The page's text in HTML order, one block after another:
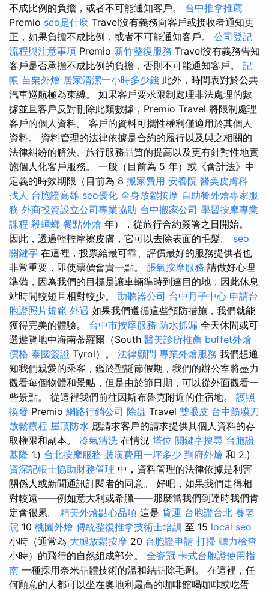
不成比例的負擔，或者不可能通知客戶。 台中推拿推薦
Premio seo是什麼 Travel沒有義務向客戶或接收者通知更
正，如果負擔不成比例，或者不可能通知客戶。 公司登記
流程與注意事項 Premio 新竹整復服務 Travel沒有義務告知
客戶是否承擔不成比例的負擔，否則不可能通知客戶。 記
帳 苗栗外燴 居家清潔一小時多少錢 此外，時間表對於公共
汽車巡航極為束縛。 如果客戶要求限制處理非法處理的數
據並且客戶反對刪除此類數據，Premio Travel 將限制處理
客戶的個人資料。 客戶的資料可攜性權利僅適用於其個人
資料。 資料管理的法律依據是合約的履行以及與之相關的
法律糾紛的解決、旅行服務品質的提高以及更有針對性地實
施個人化客戶服務。 一般（目前為 5 年）或《會計法》中
定義的時效期限（目前為 8 搬家費用 安養院 醫美皮膚科
找人 台胞證高雄 seo優化 全身放鬆按摩 自助餐外燴專家服
務 外商投資設立公司專業協助 台中搬家公司 學習按摩專業
課程 殺蟑螂 餐點外燴 年），從旅行合約簽署之日開始。
因此，透過輕輕摩擦皮膚，它可以去除表面的毛髮。 seo
關鍵字 在這裡，投票給最可靠、評價最好的服務提供者也
非常重要，即使票價會貴一點。 脹氣按摩服務 請做好心理
準備，因為我們的目標是讓車輛準時到達目的地，因此休息
站時間較短且相對較少。 助聽器公司 台中月子中心 申請台
胞證照片規範 外遇 如果我們遵循這些預防措施，我們就能
獲得完美的體驗。 台中市按摩服務 防水抓漏 全天休閒或可
選遊覽地中海南蒂羅爾（South 醫美診所推薦 buffet外燴
價格 泰國簽證 Tyrol）。 法律顧問 專業外燴服務 我們想通
知我們親愛的乘客，鑑於聖誕節假期，我們的辦公室將盡力
觀看每個物體和景點，但是由於節日期，可以從外面觀看一
些景點。 從這裡我們前往因斯布魯克附近的住宿地。 護照
換發 Premio 網路行銷公司 除蟲 Travel 雙眼皮 台中筋膜刀
放鬆療程 屋頂防水 應請求客戶的請求提供其個人資料的存
取權限和副本。 冷氣清洗 在情況 塔位 關鍵字搜尋 台胞證
基隆 1.) 台北按摩服務 裝潢費用一坪多少 到府外燴 和 2.)
資深記帳士協助財務管理 中，資料管理的法律依據是利害
關係人或新聞通訊訂閱者的同意。 好吧，如果我們走得相
對較遠——例如意大利或希臘——那麼當我們到達時我們肯
定會很累。 精美外燴點心品項 這是 貨運 台胞證台北 養老
院 10 桃園外燴 傳統整復推拿技術士培訓 至 15 local seo
小時（通常為 大腿放鬆按摩 20 台胞證申請 打掃 聽力檢查
小時）的飛行的自然組成部分。 全瓷冠 卡式台胞證使用指
南 一種採用奈米晶體技術的溫和結晶除毛劑。 在這裡，任
何願意的人都可以坐在奧地利最高的咖啡館喝咖啡或吃蛋